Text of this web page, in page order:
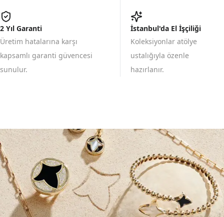
2 Yıl Garanti
Üretim hatalarına karşı
kapsamlı garanti güvencesi
sunulur.
İstanbul'da El İşçiliği
Koleksiyonlar atölye
ustalığıyla özenle
hazırlanır.